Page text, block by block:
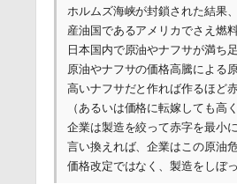
ホルムズ海峡が封鎖された結果
産油国であるアメリカでさえ燃
日本国内で原油やナフサが満ち
原油やナフサの価格高騰による
高いナフサだと作れば作るほど
（あるいは価格に転嫁しても高
企業は製造を絞って赤字を最小
言い換えれば、企業はこの原油
価格改定ではなく、製造をしぼ